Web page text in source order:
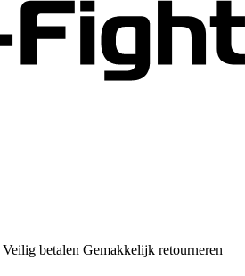
Veilig betalen Gemakkelijk retourneren